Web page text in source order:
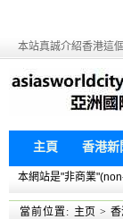
本站真誠介紹香港這
主頁 香港新
本網站是"非商業
當前位置: 主页 > 香